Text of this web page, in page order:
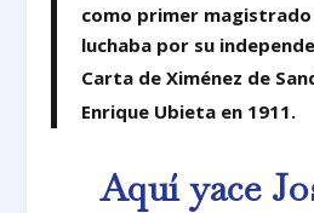
como primer
luchaba por su
Carta de Ximénez de
Enrique Ubieta en 1911.
Aquí yace